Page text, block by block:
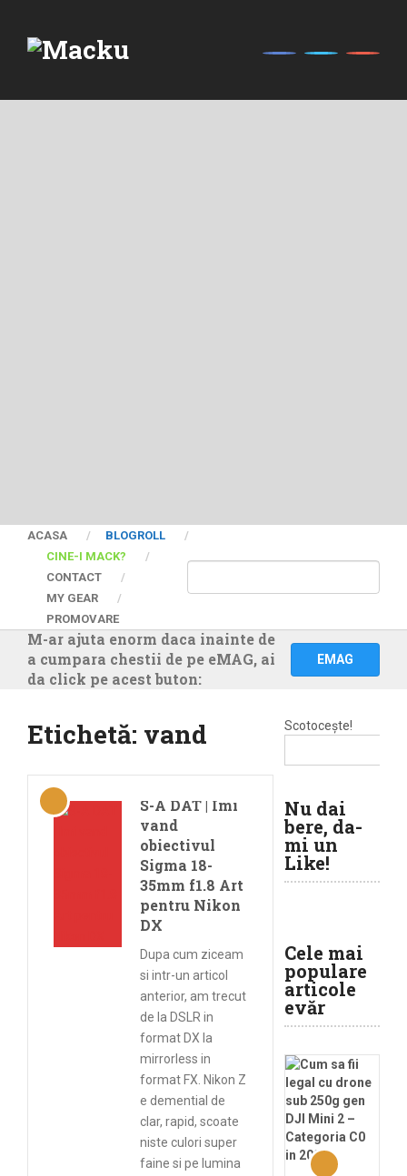
ACASA
BLOGROLL
CINE-I MACK?
CONTACT
MY GEAR
PROMOVARE
M-ar ajuta enorm daca inainte de
a cumpara chestii de pe eMAG, ai
da click pe acest buton:
EMAG
Etichetă: vand
S-A DAT | Imi
vand
obiectivul
Sigma 18-
35mm f1.8 Art
pentru Nikon
DX
Dupa cum ziceam
si intr-un articol
anterior, am trecut
de la DSLR in
format DX la
mirrorless in
format FX. Nikon Z
e demential de
clar, rapid, scoate
niste culori super
faine si pe lumina
Scotocește!
Nu dai
bere, da-
mi un
Like!
Cele mai
populare
articole
evăr